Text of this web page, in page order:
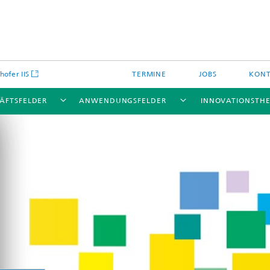
IIS TERMINE JOBS
ANWENDUNGSFELDER